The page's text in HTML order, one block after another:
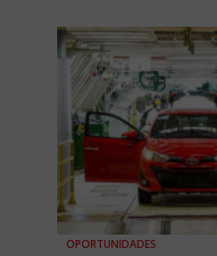
OPORTUNIDADES